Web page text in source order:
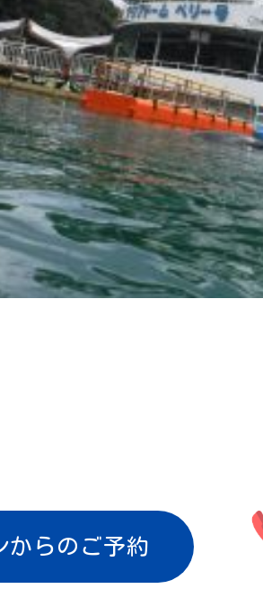
らのご予約